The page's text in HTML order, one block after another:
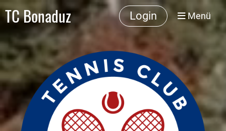
TC Bonaduz Login Menü